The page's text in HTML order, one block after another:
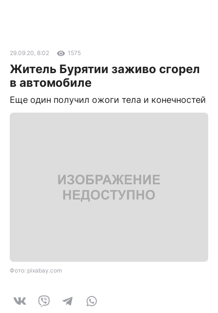
29.09.20, 8:02 1575
Житель Бурятии заживо сгорел
в автомобиле
Еще один получил ожоги тела и конечностей
Фото: pixabay.com